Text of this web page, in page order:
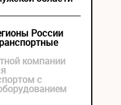
России
компании
с